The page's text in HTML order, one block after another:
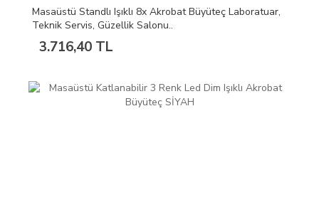
Masaüstü Standlı Işıklı 8x Akrobat Büyüteç Laboratuar,
Teknik Servis, Güzellik Salonu..
3.716,40 TL